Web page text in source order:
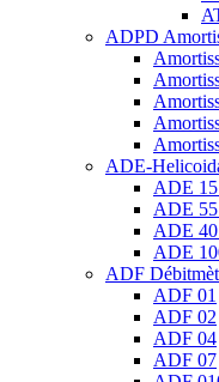
ADPD
ADE-
ADE
ADE
ADE
ADE
ADF
ADF 01
ADF 02
ADF 04
ADF 07